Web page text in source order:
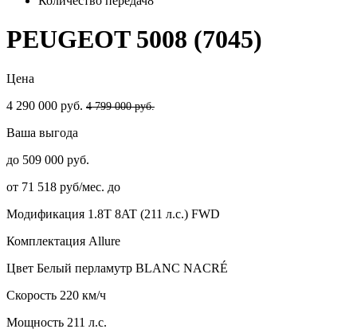
PEUGEOT 5008 (7045)
Цена
4 290 000 руб. 4 799 000 руб.
Ваша выгода
до 509 000 руб.
от 71 518 руб/мес. до
Модификация 1.8T 8AT (211 л.с.) FWD
Комплектация Allure
Цвет Белый перламутр BLANC NACRÉ
Скорость 220 км/ч
Мощность 211 л.с.